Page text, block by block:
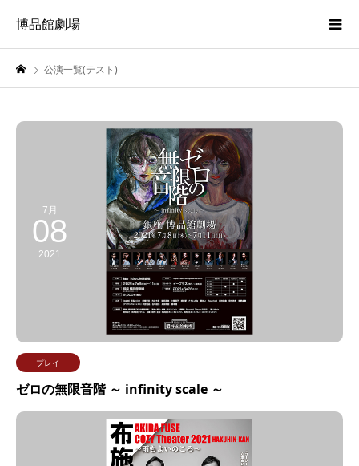
博品館劇場
公演一覧(テスト)
7月
08
2021
プレイ
ゼロの無限音階 ～ infinity scale ～